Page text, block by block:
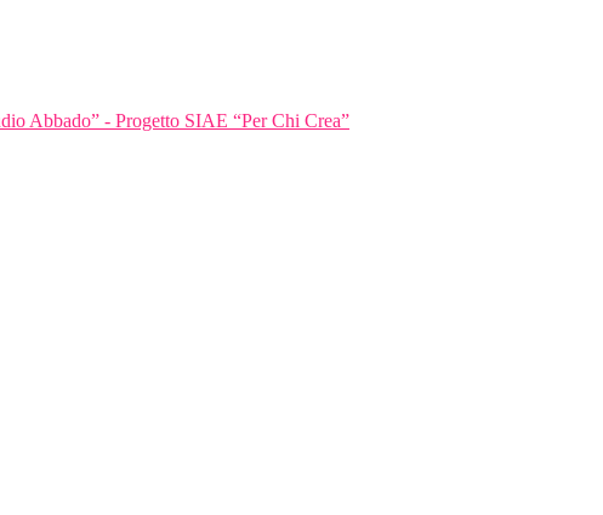
Abbado” - Progetto SIAE “Per Chi Crea”